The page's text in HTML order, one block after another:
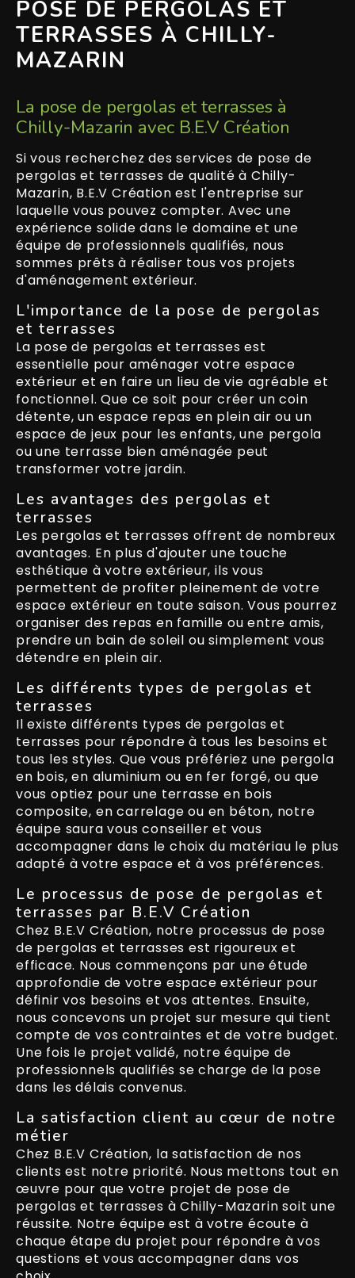
POSE DE PERGOLAS ET
TERRASSES À CHILLY-
MAZARIN
La pose de pergolas et terrasses à
Chilly-Mazarin avec B.E.V Création
Si vous recherchez des services de pose de
pergolas et terrasses de qualité à Chilly-
Mazarin, B.E.V Création est l'entreprise sur
laquelle vous pouvez compter. Avec une
expérience solide dans le domaine et une
équipe de professionnels qualifiés, nous
sommes prêts à réaliser tous vos projets
d'aménagement extérieur.
L'importance de la pose de pergolas
et terrasses
La pose de pergolas et terrasses est
essentielle pour aménager votre espace
extérieur et en faire un lieu de vie agréable et
fonctionnel. Que ce soit pour créer un coin
détente, un espace repas en plein air ou un
espace de jeux pour les enfants, une pergola
ou une terrasse bien aménagée peut
transformer votre jardin.
Les avantages des pergolas et
terrasses
Les pergolas et terrasses offrent de nombreux
avantages. En plus d'ajouter une touche
esthétique à votre extérieur, ils vous
permettent de profiter pleinement de votre
espace extérieur en toute saison. Vous pourrez
organiser des repas en famille ou entre amis,
prendre un bain de soleil ou simplement vous
détendre en plein air.
Les différents types de pergolas et
terrasses
Il existe différents types de pergolas et
terrasses pour répondre à tous les besoins et
tous les styles. Que vous préfériez une pergola
en bois, en aluminium ou en fer forgé, ou que
vous optiez pour une terrasse en bois
composite, en carrelage ou en béton, notre
équipe saura vous conseiller et vous
accompagner dans le choix du matériau le plus
adapté à votre espace et à vos préférences.
Le processus de pose de pergolas et
terrasses par B.E.V Création
Chez B.E.V Création, notre processus de pose
de pergolas et terrasses est rigoureux et
efficace. Nous commençons par une étude
approfondie de votre espace extérieur pour
définir vos besoins et vos attentes. Ensuite,
nous concevons un projet sur mesure qui tient
compte de vos contraintes et de votre budget.
Une fois le projet validé, notre équipe de
professionnels qualifiés se charge de la pose
dans les délais convenus.
La satisfaction client au cœur de notre
métier
Chez B.E.V Création, la satisfaction de nos
clients est notre priorité. Nous mettons tout en
œuvre pour que votre projet de pose de
pergolas et terrasses à Chilly-Mazarin soit une
réussite. Notre équipe est à votre écoute à
chaque étape du projet pour répondre à vos
questions et vous accompagner dans vos